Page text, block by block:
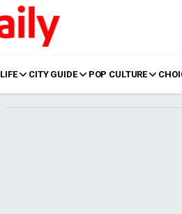
LIFE CITY GUIDE POP CULTURE